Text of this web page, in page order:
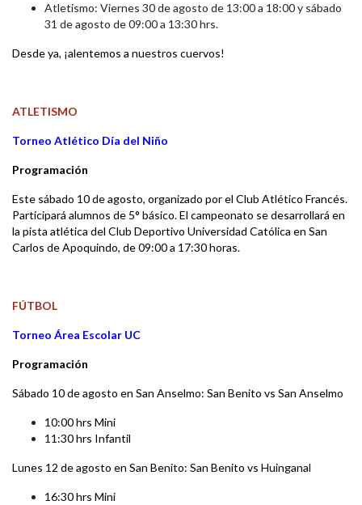
Atletismo: Viernes 30 de agosto de 13:00 a 18:00 y sábado
31 de agosto de 09:00 a 13:30 hrs.
Desde ya, ¡alentemos a nuestros cuervos!
ATLETISMO
Torneo Atlético Día del Niño
Programación
Este sábado 10 de agosto, organizado por el Club Atlético Francés.
Participará alumnos de 5° básico. El campeonato se desarrollará en
la pista atlética del Club Deportivo Universidad Católica en San
Carlos de Apoquindo, de 09:00 a 17:30 horas.
FÚTBOL
Torneo Área Escolar UC
Programación
Sábado 10 de agosto en San Anselmo: San Benito vs San Anselmo
10:00 hrs Mini
11:30 hrs Infantil
Lunes 12 de agosto en San Benito: San Benito vs Huinganal
16:30 hrs Mini